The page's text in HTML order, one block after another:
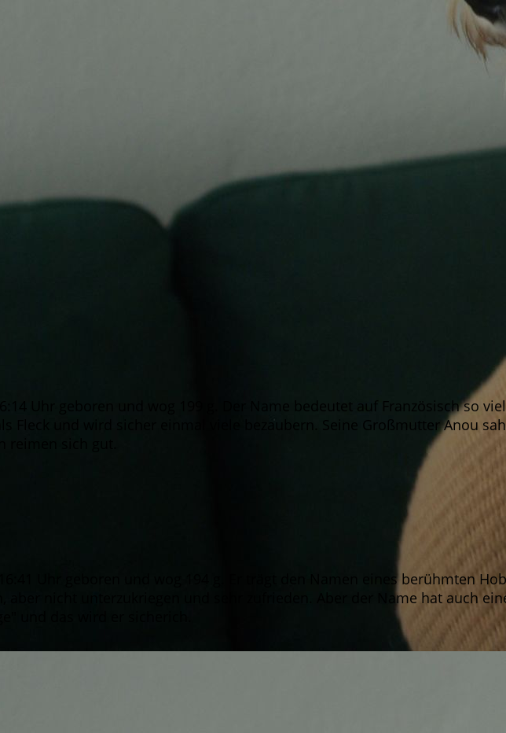
Uhr geboren und wog 199 g. Der Name bedeutet auf Französisch so
Fleck und wird sicher einmal viele bezaubern. Seine Großmutter Anou
Uhr geboren und wog 194 g. Er trägt den Namen eines berühmten
aber nicht unterzukriegen und sehr zufrieden. Aber der Name hat auch